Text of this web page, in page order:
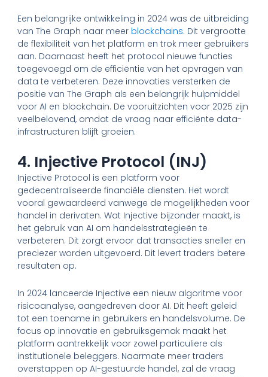
Een belangrijke ontwikkeling in 2024 was de uitbreiding
van The Graph naar meer blockchains. Dit vergrootte
de flexibiliteit van het platform en trok meer gebruikers
aan. Daarnaast heeft het protocol nieuwe functies
toegevoegd om de efficiëntie van het opvragen van
data te verbeteren. Deze innovaties versterken de
positie van The Graph als een belangrijk hulpmiddel
voor AI en blockchain. De vooruitzichten voor 2025 zijn
veelbelovend, omdat de vraag naar efficiënte data-
infrastructuren blijft groeien.
4. Injective Protocol (INJ)
Injective Protocol is een platform voor
gedecentraliseerde financiële diensten. Het wordt
vooral gewaardeerd vanwege de mogelijkheden voor
handel in derivaten. Wat Injective bijzonder maakt, is
het gebruik van AI om handelsstrategieën te
verbeteren. Dit zorgt ervoor dat transacties sneller en
preciezer worden uitgevoerd. Dit levert traders betere
resultaten op.
In 2024 lanceerde Injective een nieuw algoritme voor
risicoanalyse, aangedreven door AI. Dit heeft geleid
tot een toename in gebruikers en handelsvolume. De
focus op innovatie en gebruiksgemak maakt het
platform aantrekkelijk voor zowel particuliere als
institutionele beleggers. Naarmate meer traders
overstappen op AI-gestuurde handel, zal de vraag